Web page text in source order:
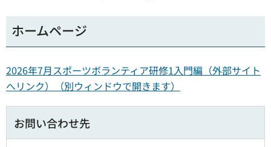
ホームページ
2026年7月スポーツボランティア研修1入門編（外部サイト
へリンク）（別ウィンドウで開きます）
お問い合わせ先